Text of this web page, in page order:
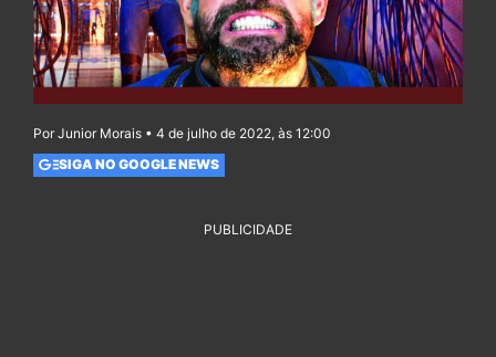
Por Junior Morais • 4 de julho de 2022, às 12:00
SIGA NO GOOGLE NEWS
PUBLICIDADE